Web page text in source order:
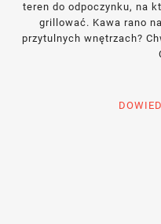
teren do odpoczynku, na
grillować. Kawa rano
przytulnych wnętrzach?